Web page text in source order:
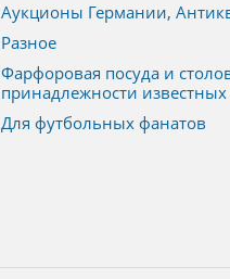
Аукционы Германии,
Разное
Фарфоровая посуда и
принадлежности
Для футбольных фанатов